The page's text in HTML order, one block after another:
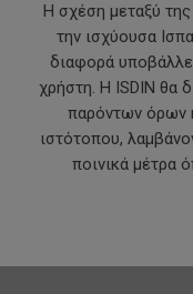
Η σχέση μεταξύ της
την ισχύουσα
διαφορά
χρήστη. Η ISDIN θα
παρόντων όρων
ιστότοπου,
ποινικά μέτρα